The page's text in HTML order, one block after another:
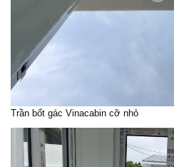
Trần bốt gác Vinacabin cỡ nhỏ